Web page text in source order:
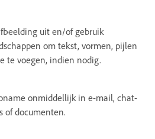
uit en/of gebruik
om tekst, vormen, pijlen
te voegen, indien nodig.
onmiddellijk in e-mail, chat-
of documenten.